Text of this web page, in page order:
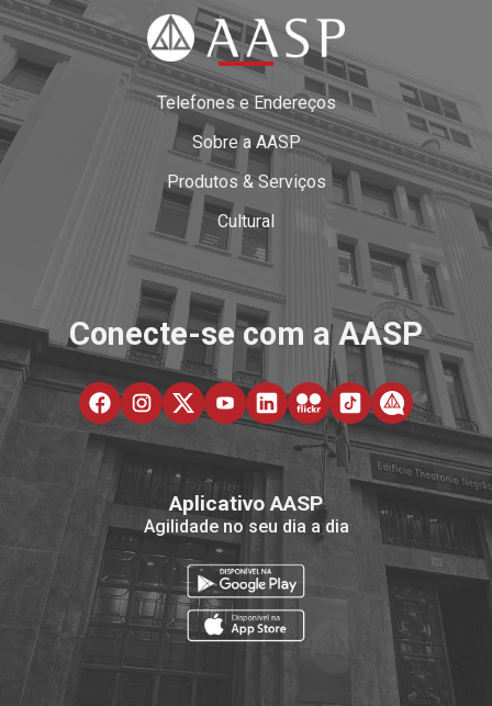
Telefones e Endereços
Sobre a AASP
Produtos & Serviços
Cultural
Conecte-se com a AASP
Aplicativo AASP
Agilidade no seu dia a dia